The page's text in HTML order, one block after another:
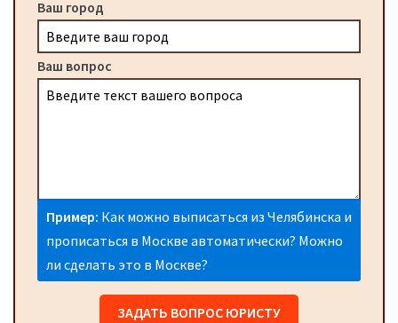
Ваш город
Ваш вопрос
Пример: Как можно выписаться из Челябинска и
прописаться в Москве автоматически? Можно
ли сделать это в Москве?
ЗАДАТЬ ВОПРОС ЮРИСТУ